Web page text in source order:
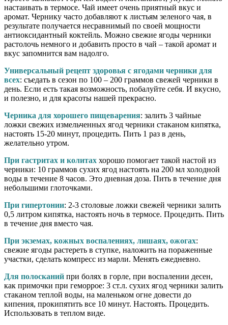
настаивать в термосе. Чай имеет очень приятный вкус и
аромат. Чернику часто добавляют к листьям зеленого чая, в
результате получается несравнимый по своей мощности
антиоксидантный коктейль. Можно свежие ягоды черники
растолочь немного и добавить просто в чай – такой аромат и
вкус запомнится вам надолго.
Универсальный рецепт здоровья с ягодами черники для
всех: съедать в сезон по 100 – 200 граммов свежей черники в
день. Если есть такая возможность, побалуйте себя. И вкусно,
и полезно, и для красоты нашей прекрасно.
Черника для хорошего пищеварения: залить 3 чайные
ложки свежих измельченных ягод черники стаканом кипятка,
настоять 15-20 минут, процедить. Пить 1 раз в день,
желательно утром.
При гастритах и колитах хорошо помогает такой настой из
черники: 10 граммов сухих ягод настоять на 200 мл холодной
воды в течение 8 часов. Это дневная доза. Пить в течение дня
небольшими глоточками.
При гипертонии: 2-3 столовые ложки свежей черники залить
0,5 литром кипятка, настоять ночь в термосе. Процедить. Пить
в течение дня вместо чая.
При экземах, кожных воспалениях, лишаях, ожогах:
свежие ягоды растереть в ступке, наложить на пораженные
участки, сделать компресс из марли. Менять ежедневно.
Для полосканий при болях в горле, при воспалении десен,
как примочки при геморрое: 3 ст.л. сухих ягод черники залить
стаканом теплой воды, на маленьком огне довести до
кипения, прокипятить все 10 минут. Настоять. Процедить.
Использовать в теплом виде.